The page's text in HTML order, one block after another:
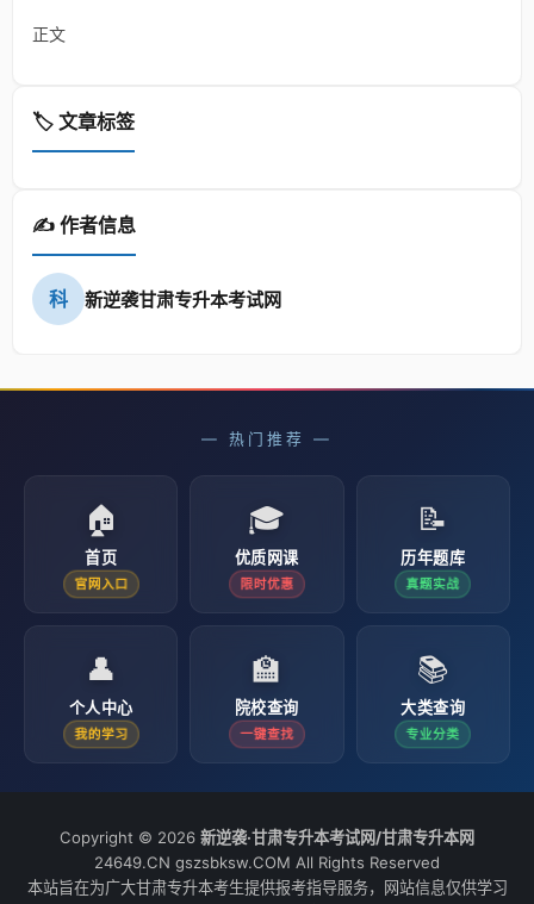
正文
🏷️ 文章标签
✍️ 作者信息
科 新逆袭甘肃专升本考试网
— 热门推荐 —
🏠
首页
官网入口
🎓
优质网课
限时优惠
📝
历年题库
真题实战
👤
个人中心
我的学习
🏫
院校查询
一键查找
📚
大类查询
专业分类
Copyright © 2026 新逆袭·甘肃专升本考试网/甘肃专升本网
24649.CN gszsbksw.COM All Rights Reserved
本站旨在为广大甘肃专升本考生提供报考指导服务，网站信息仅供学习